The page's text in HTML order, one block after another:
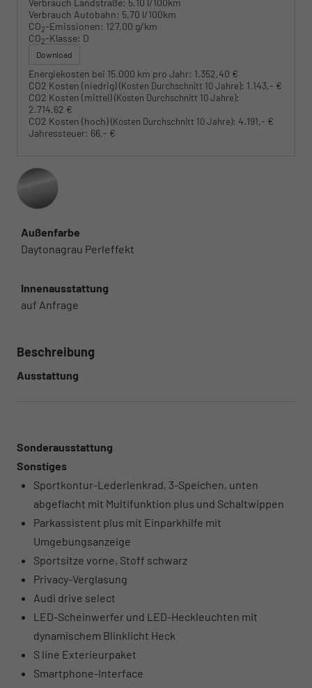
Verbrauch Landstraße: 5,10 l/100km
Verbrauch Autobahn: 5,70 l/100km
CO2-Emissionen: 127,00 g/km
CO2-Klasse: D
Download
Energiekosten bei 15.000 km pro Jahr: 1.352,40 €
CO2 Kosten (niedrig)(Kosten Durchschnitt 10 Jahre): 1.143,- €
CO2 Kosten (mittel)(Kosten Durchschnitt 10 Jahre):
2.714,62 €
CO2 Kosten (hoch)(Kosten Durchschnitt 10 Jahre): 4.191,- €
Jahressteuer: 66,- €
Außenfarbe
Daytonagrau Perleffekt
Innenausstattung
auf Anfrage
Beschreibung
Ausstattung
Sonderausstattung
Sonstiges
Sportkontur-Lederlenkrad, 3-Speichen, unten
abgeflacht mit Multifunktion plus und Schaltwippen
Parkassistent plus mit Einparkhilfe mit
Umgebungsanzeige
Sportsitze vorne, Stoff schwarz
Privacy-Verglasung
Audi drive select
LED-Scheinwerfer und LED-Heckleuchten mit
dynamischem Blinklicht Heck
S line Exterieurpaket
Smartphone-Interface